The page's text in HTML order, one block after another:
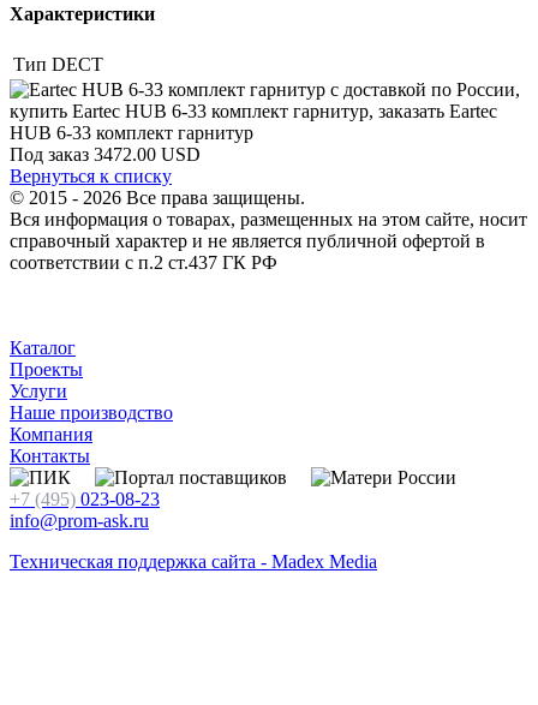
Характеристики
Тип DECT
Под заказ 3472.00 USD
Вернуться к списку
© 2015 - 2026 Все права защищены.
Вся информация о товарах, размещенных на этом сайте, носит
справочный характер и не является публичной офертой в
соответствии с п.2 ст.437 ГК РФ
Каталог
Проекты
Услуги
Наше производство
Компания
Контакты
+7 (495) 023-08-23
info@prom-ask.ru
Техническая поддержка сайта - Madex Media